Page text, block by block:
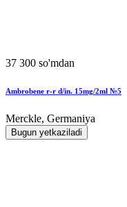
37 300 so'mdan
Ambrobene r-r d/in. 15mg/2ml №5
Merckle, Germaniya
Bugun yetkaziladi